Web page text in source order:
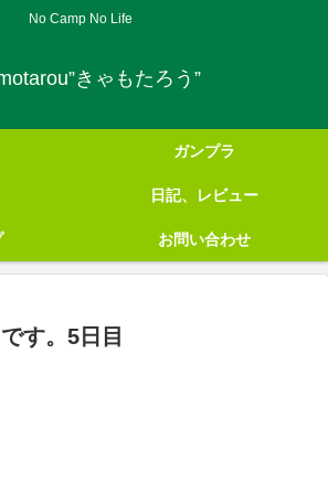
No Camp No Life
きゃもたろう”
ガンプラ
日記、レビュー
お問い合わせ
す。5日目